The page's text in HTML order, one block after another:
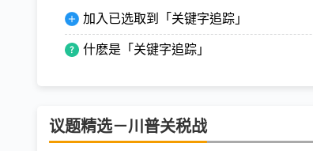
加入已选取到「关键字追踪」
什麽是「关键字追踪」
议题精选－川普关税战